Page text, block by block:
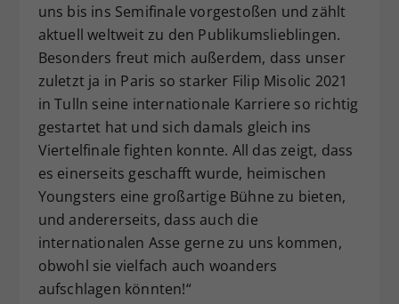
uns bis ins Semifinale vorgestoßen und zählt
aktuell weltweit zu den Publikumslieblingen.
Besonders freut mich außerdem, dass unser
zuletzt ja in Paris so starker Filip Misolic 2021
in Tulln seine internationale Karriere so richtig
gestartet hat und sich damals gleich ins
Viertelfinale fighten konnte. All das zeigt, dass
es einerseits geschafft wurde, heimischen
Youngsters eine großartige Bühne zu bieten,
und andererseits, dass auch die
internationalen Asse gerne zu uns kommen,
obwohl sie vielfach auch woanders
aufschlagen könnten!“